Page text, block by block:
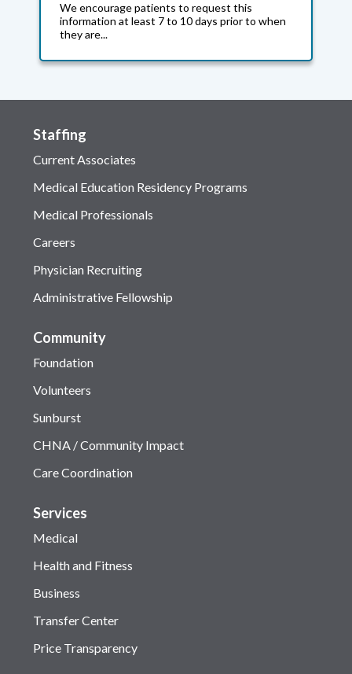
We encourage patients to request this
information at least 7 to 10 days prior to when
they are...
Staffing
Current Associates
Medical Education Residency Programs
Medical Professionals
Careers
Physician Recruiting
Administrative Fellowship
Community
Foundation
Volunteers
Sunburst
CHNA / Community Impact
Care Coordination
Services
Medical
Health and Fitness
Business
Transfer Center
Price Transparency